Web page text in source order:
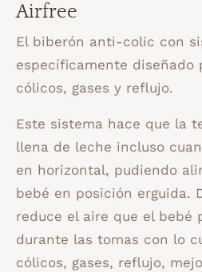
Airfree
El biberón anti-colic con
específicamente diseñado
cólicos, gases y reflujo.
Este sistema hace que la
llena de leche incluso
en horizontal, pudiendo
bebé en posición erguida.
reduce el aire que el bebé
durante las tomas con lo
cólicos, gases, reflujo,